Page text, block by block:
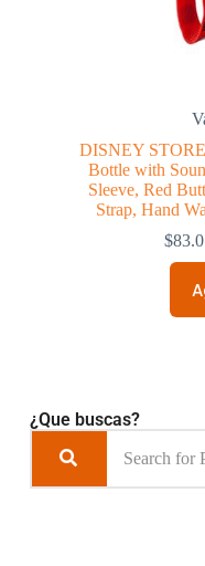
DISNEY
Bottle with
Sleeve, Red
Strap, Hand
$
¿Que buscas?